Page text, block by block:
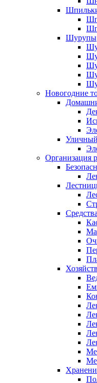
Шурупы
Новогодние
Организация